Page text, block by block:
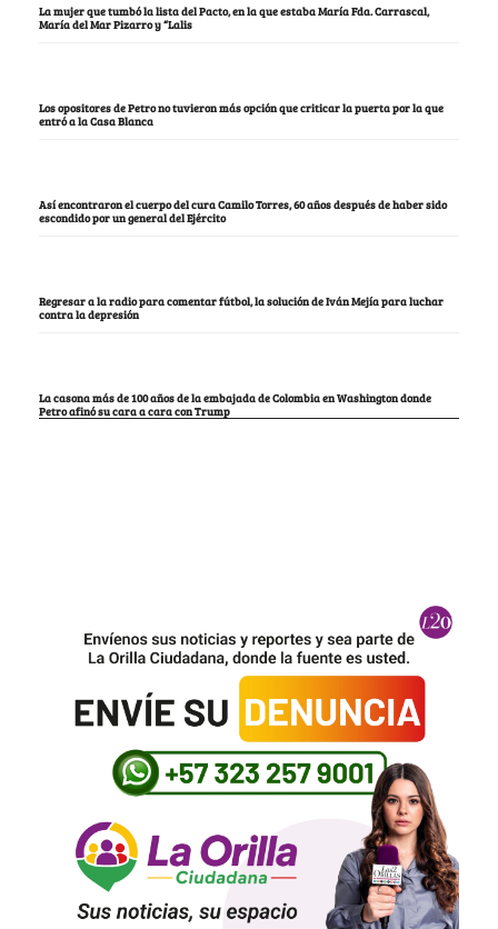
La mujer que tumbó la lista del Pacto, en la que estaba María Fda. Carrascal,
María del Mar Pizarro y “Lalis
Los opositores de Petro no tuvieron más opción que criticar la puerta por la que
entró a la Casa Blanca
Así encontraron el cuerpo del cura Camilo Torres, 60 años después de haber sido
escondido por un general del Ejército
Regresar a la radio para comentar fútbol, la solución de Iván Mejía para luchar
contra la depresión
La casona más de 100 años de la embajada de Colombia en Washington donde
Petro afinó su cara a cara con Trump